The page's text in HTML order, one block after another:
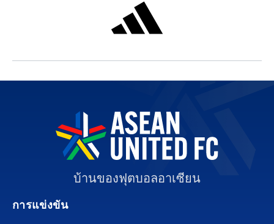
บ้านของฟุตบอลอาเซียน
การแข่งขัน